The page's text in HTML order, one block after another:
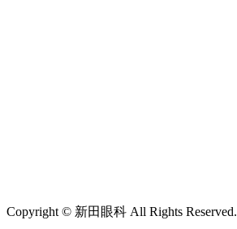
Copyright © 新田眼科 All Rights Reserved.